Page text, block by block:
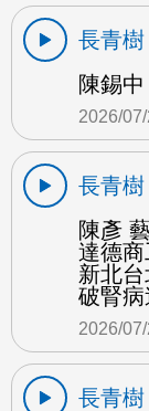
長青樹
陳錫
2026/
長青樹
陳彥
達德
新北
破腎
2026/
長青樹